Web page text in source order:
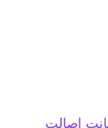
اصالت